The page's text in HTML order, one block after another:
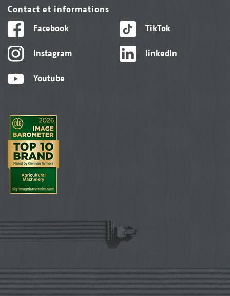
Contact et informations
Facebook
Instagram
Youtube
TikTok
linkedIn